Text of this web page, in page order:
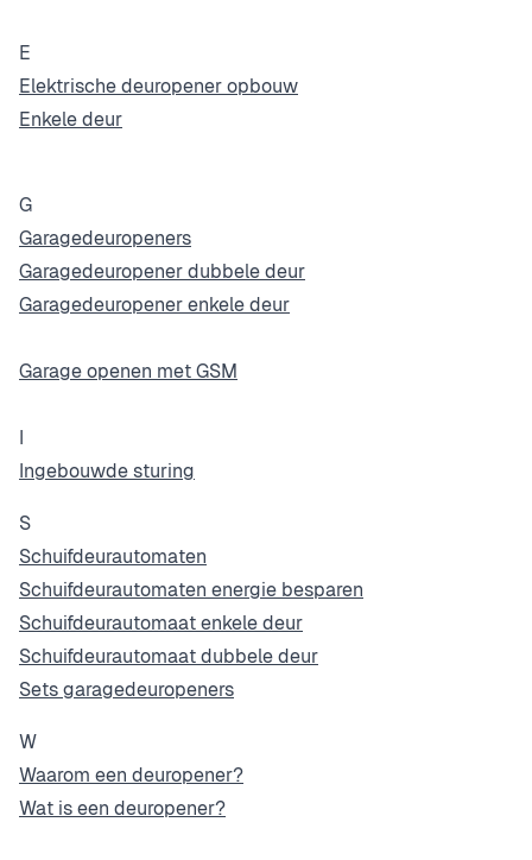
E
Elektrische deuropener opbouw
Enkele deur
G
Garagedeuropeners
Garagedeuropener dubbele deur
Garagedeuropener enkele deur
Garage openen met GSM
I
Ingebouwde sturing
S
Schuifdeurautomaten
Schuifdeurautomaten energie besparen
Schuifdeurautomaat enkele deur
Schuifdeurautomaat dubbele deur
Sets garagedeuropeners
W
Waarom een deuropener?
Wat is een deuropener?